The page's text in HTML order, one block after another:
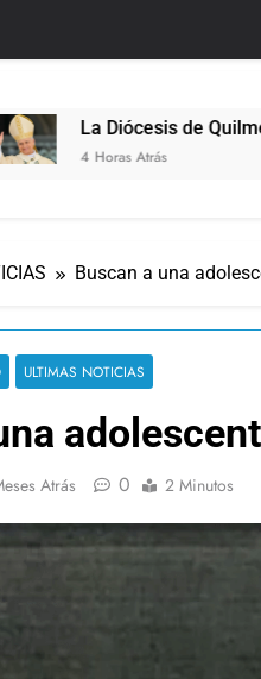
de Quilmes celebró la
Buscan a una
ULTIMAS NOTICIAS
Atrás 0 2 Minutos